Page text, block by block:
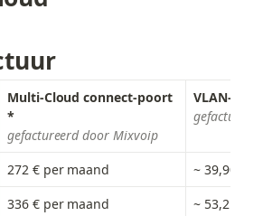
Multi-Cloud connect-poort
*
gefactureerd door Mixvoip
VLAN-
272 € per maand
~ 39,90 €/
336 € per maand
~ 53,21 €/